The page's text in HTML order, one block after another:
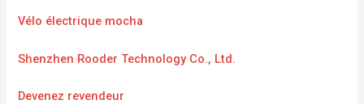
Vélo électrique mocha
Shenzhen Rooder Technology Co., Ltd.
Devenez revendeur